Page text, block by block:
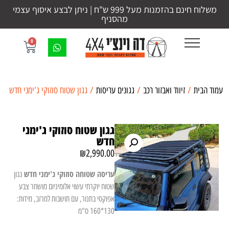
משלוח חינם בהזמנות מעל 999 ש"ח | ניתן לבצע איסוף עצמי
מהסניף
0
עמוד הבית / זיווד ואבזור רכב / גגונים עריסות / גגון שטוח סוזוקי ג'ימני חדש
גגון שטוח סוזוקי ג'ימני
חדש
₪2,990.00
עריסה שטוחה סוזוקי ג'ימני חדש גגון
שטוח יוקרתי עשוי אלומיניום מושחר צבע
אפוקסי בתנור, עם תושבות למרזב, מידות:
130*160 ס"מ